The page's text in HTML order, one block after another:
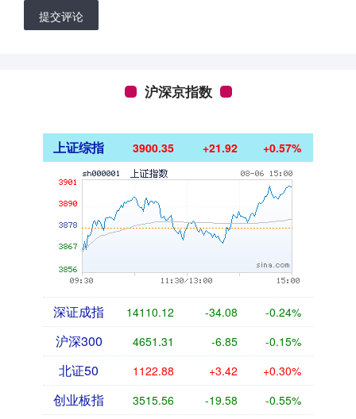
提交评论
沪深京指数
上证综指 3900.35 +21.92 +0.57%
深证成指 14110.12 -34.08 -0.24%
沪深300 4651.31 -6.85 -0.15%
北证50 1122.88 +3.42 +0.30%
创业板指 3515.56 -19.58 -0.55%